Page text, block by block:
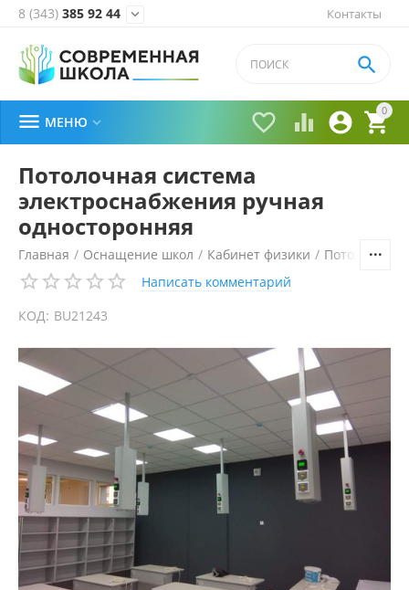
Контакты
8 (343) 385 92 44 
0


 

 МЕНЮ 
Потолочная система
электроснабжения ручная
односторонняя
Главная / Оснащение школ / Кабинет физики / Потолочная
Написать комментарий
КОД: BU21243